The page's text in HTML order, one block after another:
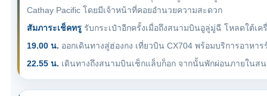
Cathay Pacific โดยมีเจ้าหน้าที่คอยอำนวยความสะดวก
สัมภาระเช็คทรูรับกระเป๋าอีกครั้งเมื่อถึงสนามบินอูลู่มู่ฉี โหลดใต้เค
19.00 น. ออกเดินทางสู่ฮ่องกง เที่ยวบิน CX704 พร้อมบริการอาหา
22.55 น. เดินทางถึงสนามบินเช็กแล็บก็อก จากนั้นพักผ่อนภายในสน